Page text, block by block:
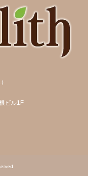
ビル1F